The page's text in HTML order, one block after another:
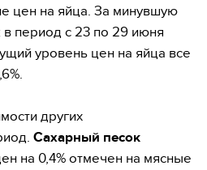
цен на яйца. За минувшую
в период с 23 по 29 июня
уровень цен на яйца все
других
Сахарный песок
на 0,4% отмечен на мясные